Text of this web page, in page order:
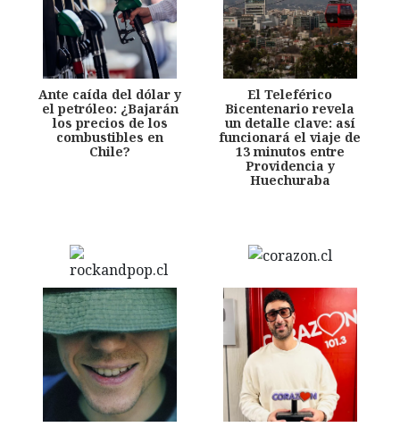
Ante caída del dólar y
el petróleo: ¿Bajarán
los precios de los
combustibles en
Chile?
El Teleférico
Bicentenario revela
un detalle clave: así
funcionará el viaje de
13 minutos entre
Providencia y
Huechuraba